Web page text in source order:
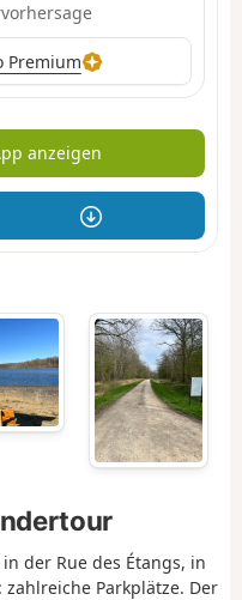
Premium
anzeigen
der Rue des Étangs, in
Parkplätze. Der